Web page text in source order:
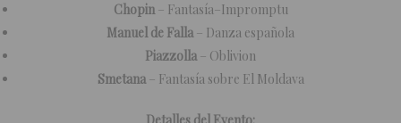
Chopin– Fantasía–Impromptu
Manuel de Falla– Danza española
Piazzolla– Oblivion
Smetana– Fantasía sobre El Moldava